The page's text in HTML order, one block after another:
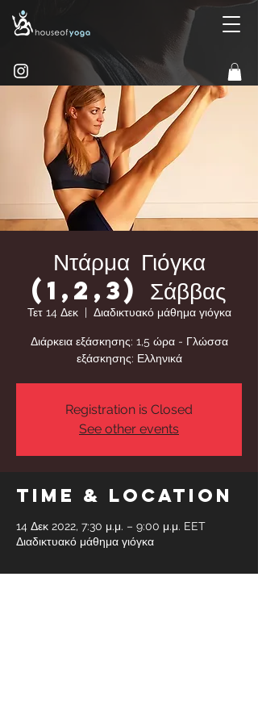
Ντάρμα Γιόγκα
(1,2,3) Σάββας
Τετ 14 Δεκ
  |
Διαδικτυακό μάθημα γιόγκα
Διάρκεια εξάσκησης: 1,5 ώρα - Γλώσσα
εξάσκησης: Ελληνικά
Registration is Closed
See other events
Time & Location
14 Δεκ 2022, 7:30 μ.μ. – 9:00 μ.μ. EET
Διαδικτυακό μάθημα γιόγκα